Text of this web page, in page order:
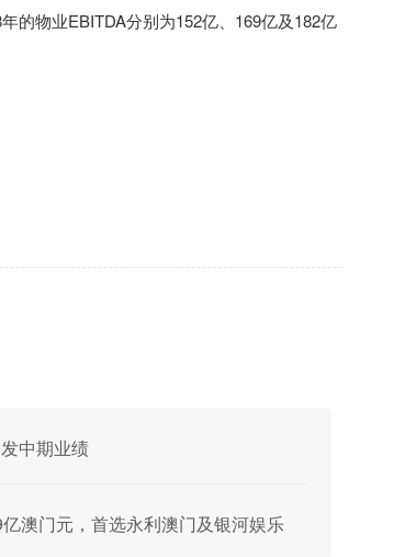
的物业EBITDA分别为152亿、169亿及182亿
中期业绩
澳门元，首选永利澳门及银河娱乐